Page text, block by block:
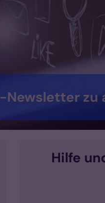
2021 im
Kontaktadressen
Hilfe